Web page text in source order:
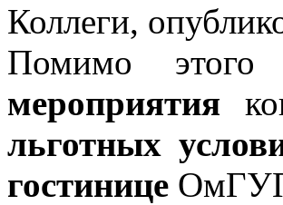
Коллеги,
Помимо
мероприятия
льготных
гостинице